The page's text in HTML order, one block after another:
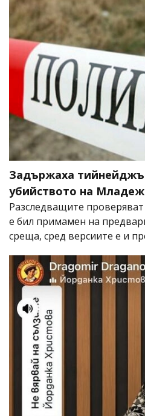
Задържаха
убийството на
Разследващите
е бил примамен на
среща, сред версиите е и